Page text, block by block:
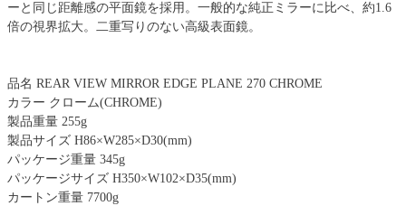
ーと同じ距離感の平面鏡を採用。一般的な純正ミラーに比べ、約1.6
倍の視界拡大。二重写りのない高級表面鏡。
品名 REAR VIEW MIRROR EDGE PLANE 270 CHROME
カラー クローム(CHROME)
製品重量 255g
製品サイズ H86×W285×D30(mm)
パッケージ重量 345g
パッケージサイズ H350×W102×D35(mm)
カートン重量 7700g